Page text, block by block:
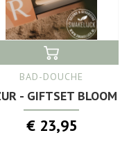
BAD-DOUCHE
- GIFTSET BLOOM
€ 23,95